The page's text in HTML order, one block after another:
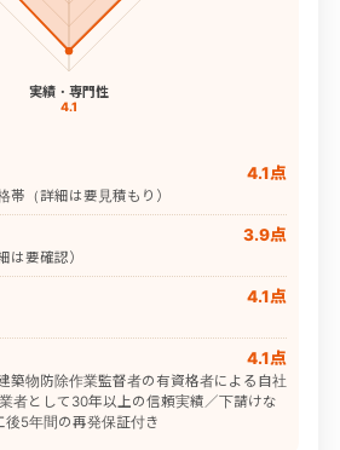
実績・専門性
4.1
4.1点
帯（詳細は要見積もり）
3.9点
は要確認）
4.1点
4.1点
築物防除作業監督者の有資格者による自社
者として30年以上の信頼実績／下請けな
後5年間の再発保証付き